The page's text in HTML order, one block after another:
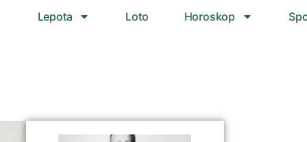
Lepota Loto Horoskop